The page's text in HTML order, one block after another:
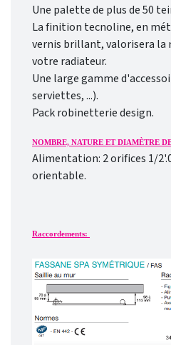
Une palette de plus de 50
La finition tecnoline, en
vernis brillant, valorisera la
votre radiateur.
Une large gamme
serviettes, ...).
Pack robinetterie design.
NOMBRE, NATURE ET DIAMÈTRE
Alimentation: 2 orifices 1/
orientable.
Raccordements: